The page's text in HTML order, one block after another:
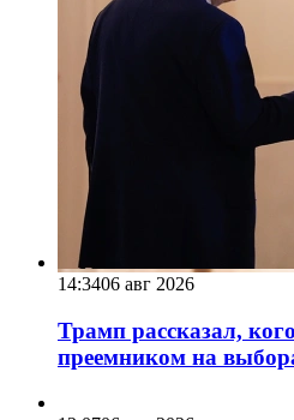
14:3406 авг 2026
Трамп рассказал,
преемником на